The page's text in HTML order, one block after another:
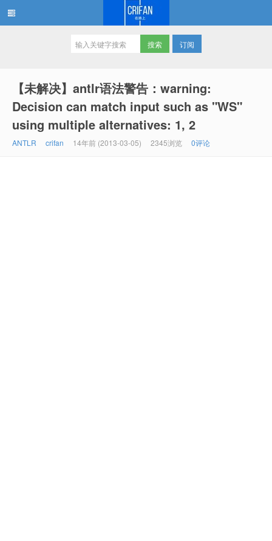
订阅
【未解决】antlr语法警告：warning:
Decision can match input such as "WS"
using multiple alternatives: 1, 2
ANTLR crifan 14年前 (2013-03-05) 2345浏览 0评论